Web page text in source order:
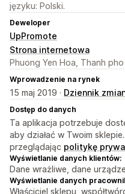
języku: Polski.
Deweloper
UpPromote
Strona internetowa
Phuong Yen Hoa, Thanh
Wprowadzenie na rynek
15 maj 2019 · Dziennik
Dostęp do danych
Ta aplikacja potrzebuje
aby działać w Twoim
przeglądając politykę
Wyświetlanie danych klientów:
Dane wrażliwe, dane
Wyświetlanie danych
Właściciel sklepu,